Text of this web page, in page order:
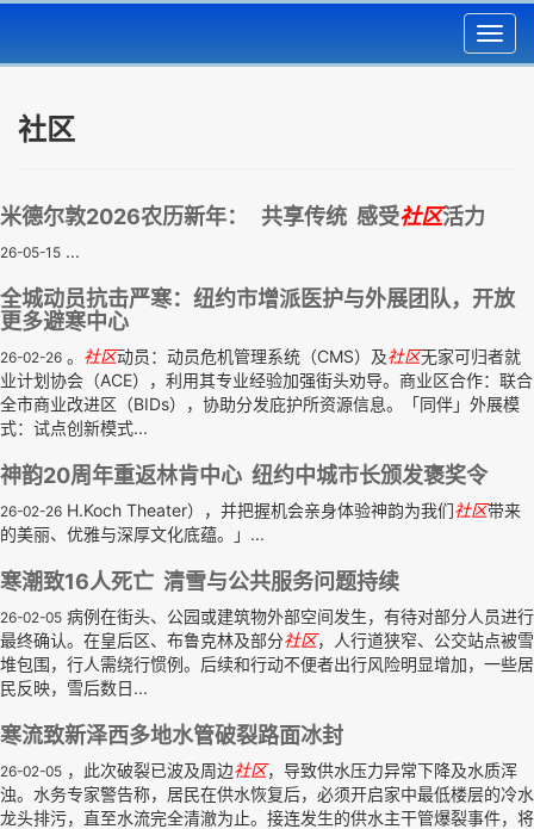
社区
米德尔敦2026农历新年： 共享传统 感受社区活力
26-05-15 ...
全城动员抗击严寒：纽约市增派医护与外展团队，开放
更多避寒中心
26-02-26 。 社区动员：动员危机管理系统（CMS）及社区无家可归者就
业计划协会（ACE），利用其专业经验加强街头劝导。商业区合作：联合
全市商业改进区（BIDs），协助分发庇护所资源信息。「同伴」外展模
式：试点创新模式...
神韵20周年重返林肯中心 纽约中城市长颁发褒奖令
26-02-26 H.Koch Theater），并把握机会亲身体验神韵为我们社区带来
的美丽、优雅与深厚文化底蕴。」...
寒潮致16人死亡 清雪与公共服务问题持续
26-02-05 病例在街头、公园或建筑物外部空间发生，有待对部分人员进行
最终确认。在皇后区、布鲁克林及部分社区，人行道狭窄、公交站点被雪
堆包围，行人需绕行惯例。后续和行动不便者出行风险明显增加，一些居
民反映，雪后数日...
寒流致新泽西多地水管破裂路面冰封
26-02-05 ，此次破裂已波及周边社区，导致供水压力异常下降及水质浑
浊。水务专家警告称，居民在供水恢复后，必须开启家中最低楼层的冷水
龙头排污，直至水流完全清澈为止。接连发生的供水主干管爆裂事件，将